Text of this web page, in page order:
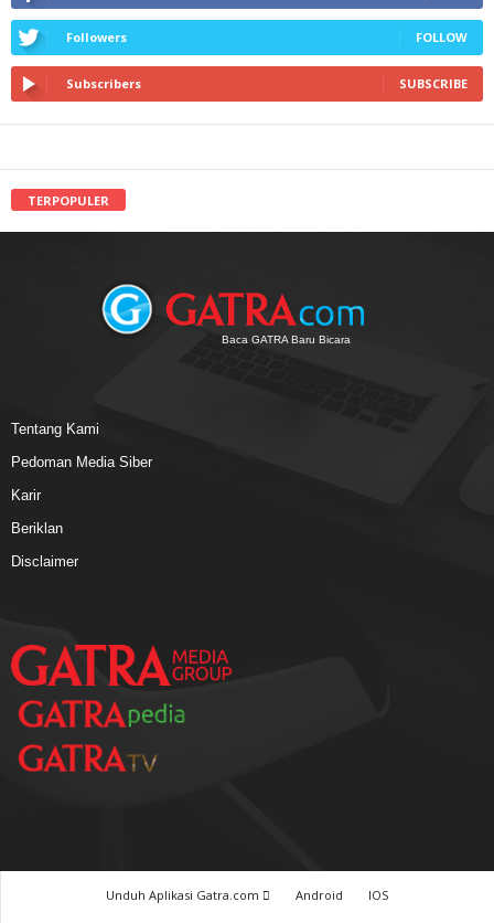
Followers FOLLOW
Subscribers SUBSCRIBE
TERPOPULER
Baca GATRA Baru Bicara
Tentang Kami
Pedoman Media Siber
Karir
Beriklan
Disclaimer
Unduh Aplikasi Gatra.com Android
IOS